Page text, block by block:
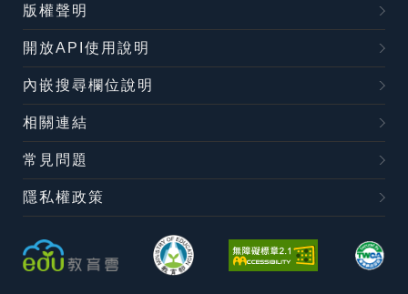
版權聲明
開放API使用說明
內嵌搜尋欄位說明
相關連結
常見問題
隱私權政策